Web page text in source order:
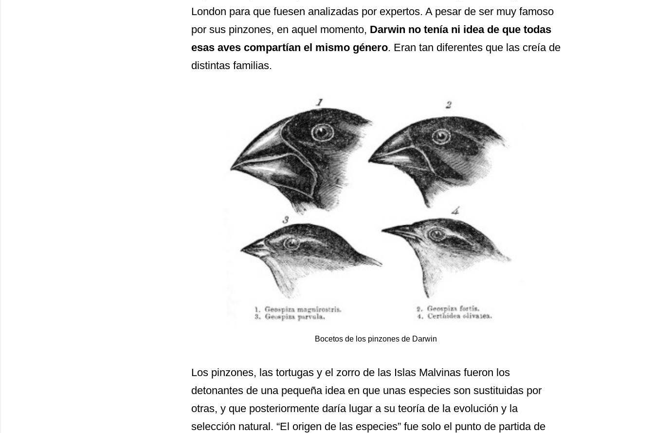
London para que fuesen analizadas por expertos. A pesar de ser muy famoso
por sus pinzones, en aquel momento, Darwin no tenía ni idea de que todas
esas aves compartían el mismo género. Eran tan diferentes que las creía de
distintas familias.
Bocetos de los pinzones de Darwin
Los pinzones, las tortugas y el zorro de las Islas Malvinas fueron los
detonantes de una pequeña idea en que unas especies son sustituidas por
otras, y que posteriormente daría lugar a su teoría de la evolución y la
selección natural. “El origen de las especies” fue solo el punto de partida de